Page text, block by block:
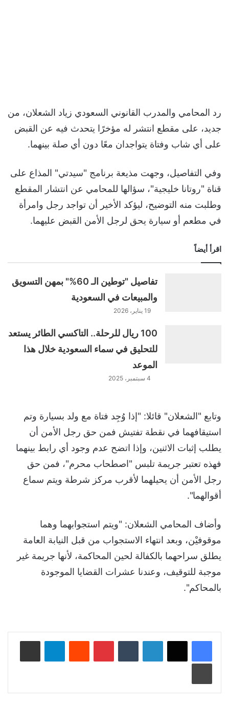
رد المحامي والمدرب القانوني السعودي زياد الشعلان، من
جديد، على مقطع انتشر له مؤخرًا يتحدث فيه عن القبض
على أي شاب وفتاة يتواجدان معًا دون أي صلة بينهما.
وفي التفاصيل، وجهت مذيعة برنامج "سيدتي" المذاع على
قناة "روتانا خليجية"، سؤالها للمحامي عن انتشار المقطع
وطلبت منه التوضيح، ليؤكد الأخير أن تواجد رجل وامرأة
في مطعم أو سيارة يحق لرجل الأمن القبض عليهما.
اقرأ أيضاً
تفاصيل "توطين الـ 60%" بمهن التسويق
والمبيعات في السعودية
19 يناير، 2026
100 ريال للرحلة.. التاكسي الطائر يستعد
للتحليق في سماء السعودية خلال هذا
الموعد
4 سبتمبر، 2025
وتابع "الشعلان" قائلا: "إذا وُجِد فتاة مع ولد بسيارة وتم
استيقافهما في نقطة تفتيش فمن حق رجل الأمن أن
يطلب إثبات الاثنين، وإذا اتضح عدم وجود أي رابط بينهما
فهذه تعتبر جريمة تلبس "اصطحاب محرم"، فمن حق
رجل الأمن أن يحيلهما لأقرب مركز شرطة ويتم سماع
أقوالهما".
وأضاف المحامي الشعلان: "ويتم استجوابهما وهما
موقوفيْن، وبعد انتهاء الاستجواب من قبل النيابة العامة
يطلق سراحهما بالكفالة لحين المحاكمة، لأنها جريمة غير
موجبة للتوقيف، وعندنا عشرات القضايا الموجودة
بالمحاكم".
لينكدإن بينتيريست